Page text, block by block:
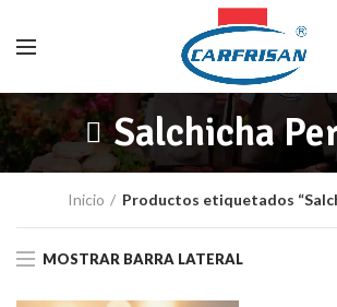
Salchicha
Inicio Productos etiquetados
MOSTRAR BARRA LATERAL